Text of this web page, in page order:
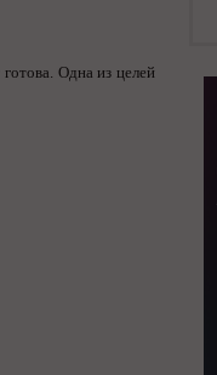
Одна из целей